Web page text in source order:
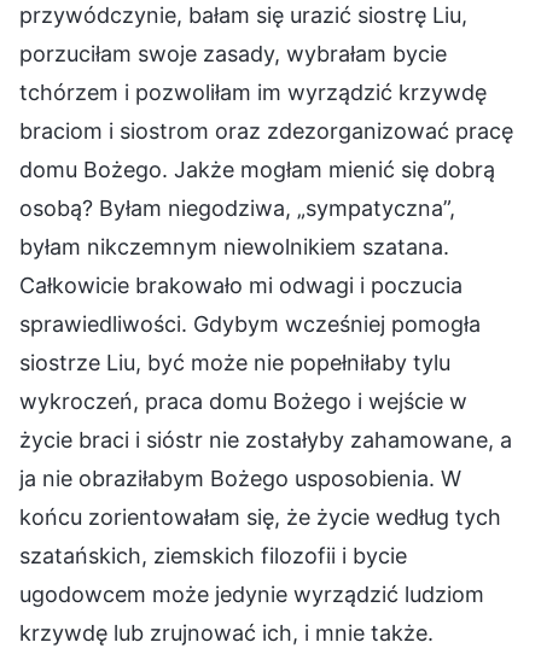
przywódczynie, bałam się urazić siostrę Liu,
porzuciłam swoje zasady, wybrałam bycie
tchórzem i pozwoliłam im wyrządzić krzywdę
braciom i siostrom oraz zdezorganizować pracę
domu Bożego. Jakże mogłam mienić się dobrą
osobą? Byłam niegodziwa, „sympatyczna”,
byłam nikczemnym niewolnikiem szatana.
Całkowicie brakowało mi odwagi i poczucia
sprawiedliwości. Gdybym wcześniej pomogła
siostrze Liu, być może nie popełniłaby tylu
wykroczeń, praca domu Bożego i wejście w
życie braci i sióstr nie zostałyby zahamowane, a
ja nie obraziłabym Bożego usposobienia. W
końcu zorientowałam się, że życie według tych
szatańskich, ziemskich filozofii i bycie
ugodowcem może jedynie wyrządzić ludziom
krzywdę lub zrujnować ich, i mnie także.